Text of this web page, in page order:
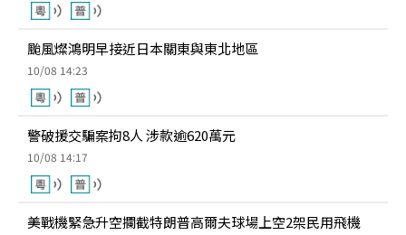
颱風燦鴻明早接近日本關東與東北地區
10/08 14:23
警破援交騙案拘8人 涉款逾620萬元
10/08 14:17
美戰機緊急升空攔截特朗普高爾夫球場上空2架民用飛機